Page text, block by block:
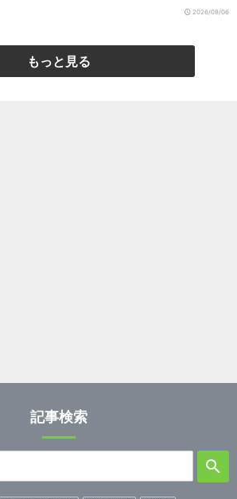
2026/08/06
もっと見る
記事検索